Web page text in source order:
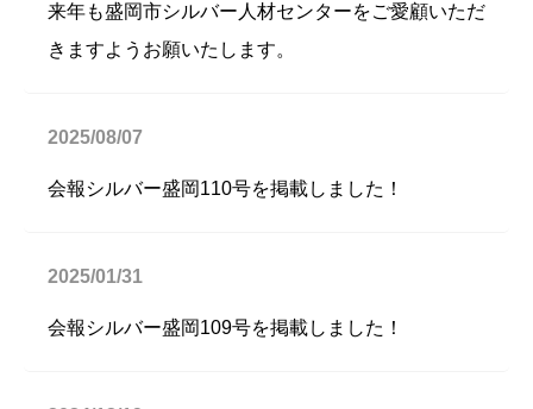
来年も盛岡市シルバー人材センターをご愛顧いただ
きますようお願いたします。
2025/08/07
会報シルバー盛岡110号を掲載しました！
2025/01/31
会報シルバー盛岡109号を掲載しました！